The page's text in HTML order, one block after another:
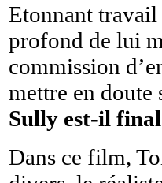
Etonnant travail
profond de lui
commission
mettre en doute
Sully est-il
Dans ce film,